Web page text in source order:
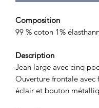
Composition
99 % coton 1%
Description
Jean large avec cinq
Ouverture frontale avec
éclair et bouton